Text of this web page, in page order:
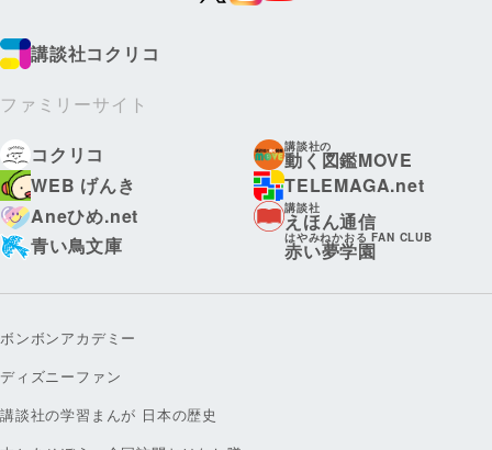
講談社コクリコ
ファミリーサイト
コクリコ
講談社の
動く図鑑MOVE
WEB げんき
TELEMAGA.net
Aneひめ.net
講談社
えほん通信
青い鳥文庫
はやみねかおる FAN CLUB
赤い夢学園
ボンボンアカデミー
ディズニーファン
講談社の学習まんが 日本の歴史